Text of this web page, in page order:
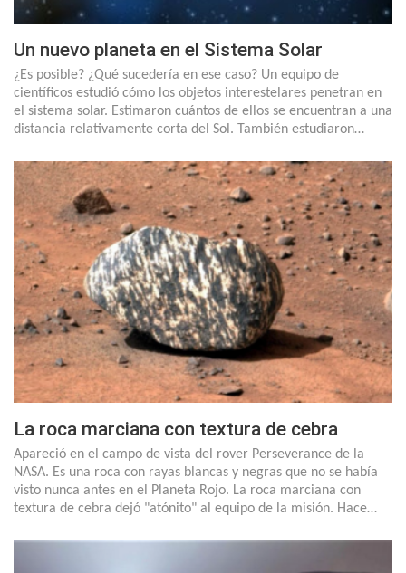
Un nuevo planeta en el Sistema Solar
¿Es posible? ¿Qué sucedería en ese caso? Un equipo de
científicos estudió cómo los objetos interestelares penetran en
el sistema solar. Estimaron cuántos de ellos se encuentran a una
distancia relativamente corta del Sol. También estudiaron…
La roca marciana con textura de cebra
Apareció en el campo de vista del rover Perseverance de la
NASA. Es una roca con rayas blancas y negras que no se había
visto nunca antes en el Planeta Rojo. La roca marciana con
textura de cebra dejó "atónito" al equipo de la misión. Hace…